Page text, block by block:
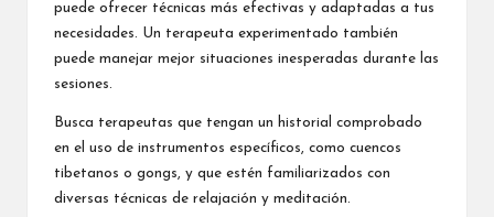
puede ofrecer técnicas más efectivas y adaptadas a tus
necesidades. Un terapeuta experimentado también
puede manejar mejor situaciones inesperadas durante las
sesiones.
Busca terapeutas que tengan un historial comprobado
en el uso de instrumentos específicos, como cuencos
tibetanos o gongs, y que estén familiarizados con
diversas técnicas de relajación y meditación.